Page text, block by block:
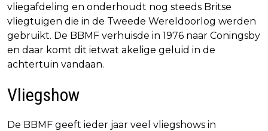
vliegafdeling en onderhoudt nog steeds Britse
vliegtuigen die in de Tweede Wereldoorlog werden
gebruikt. De BBMF verhuisde in 1976 naar Coningsby
en daar komt dit ietwat akelige geluid in de
achtertuin vandaan.
Vliegshow
De BBMF geeft ieder jaar veel vliegshows in